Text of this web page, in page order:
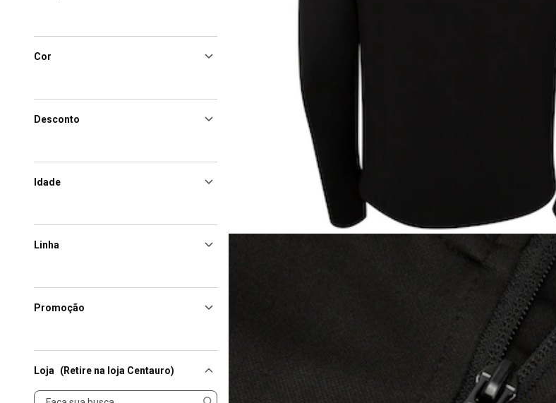
Cor
Desconto
Idade
Linha
Promoção
Loja (Retire na loja Centauro)
Loja